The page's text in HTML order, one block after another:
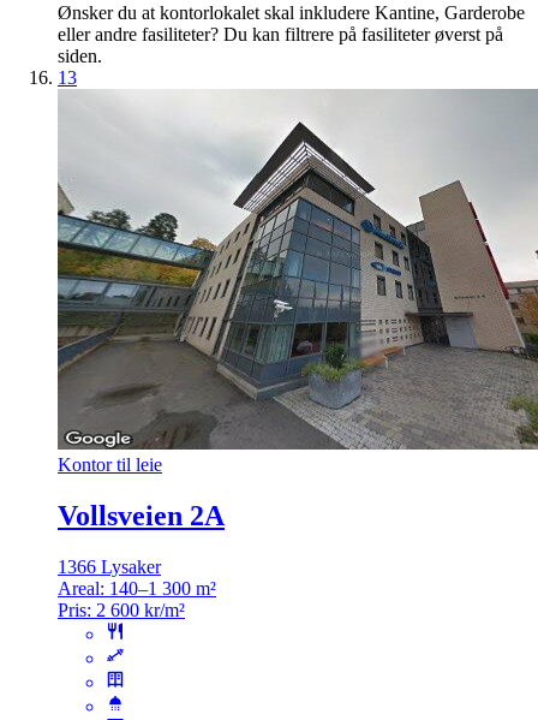
Ønsker du at kontorlokalet skal inkludere Kantine, Garderobe
eller andre fasiliteter? Du kan filtrere på fasiliteter øverst på
siden.
13
Kontor til leie
Vollsveien 2A
1366 Lysaker
Areal: 140–1 300 m²
Pris: 2 600 kr/m²